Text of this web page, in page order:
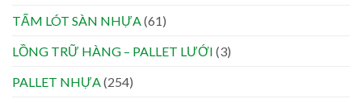
TẤM LÓT SÀN NHỰA (61)
LỒNG TRỮ HÀNG – PALLET LƯỚI (3)
PALLET NHỰA (254)